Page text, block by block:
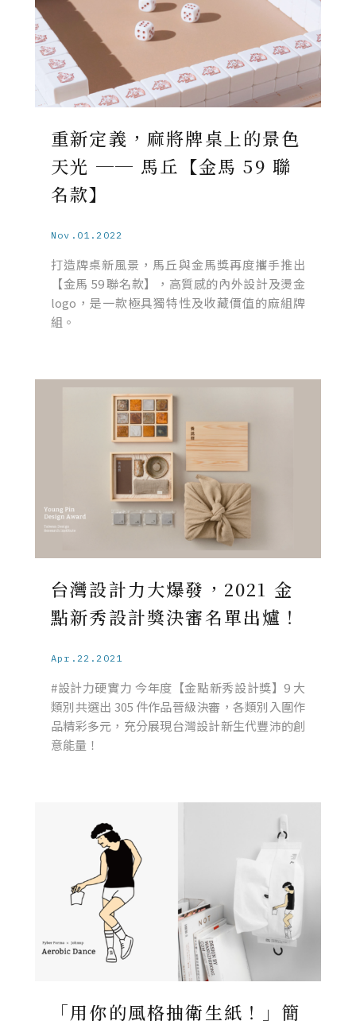
重新定義，麻將牌桌上的景色
天光 ── 馬丘【金馬 59 聯
名款】
Nov.01.2022
打造牌桌新風景，馬丘與金馬獎再度攜手推出
【金馬 59 聯名款】，高質感的內外設計及燙金
logo，是一款極具獨特性及收藏價值的麻組牌
組。
台灣設計力大爆發，2021 金
點新秀設計獎決審名單出爐！
Apr.22.2021
#設計力硬實力 今年度【金點新秀設計獎】9 大
類別共選出 305 件作品晉級決審，各類別入圍作
品精彩多元，充分展現台灣設計新生代豐沛的創
意能量！
「用你的風格抽衛生紙！」簡